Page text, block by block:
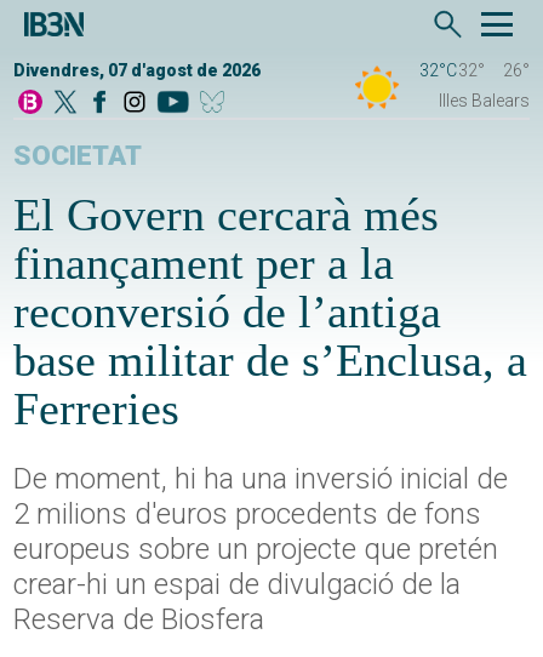
Divendres, 07 d'agost de 2026 32°C32°
26°
Illes Balears
SOCIETAT
El Govern cercarà més
finançament per a la
reconversió de l’antiga
base militar de s’Enclusa, a
Ferreries
De moment, hi ha una inversió inicial de
2 milions d'euros procedents de fons
europeus sobre un projecte que pretén
crear-hi un espai de divulgació de la
Reserva de Biosfera